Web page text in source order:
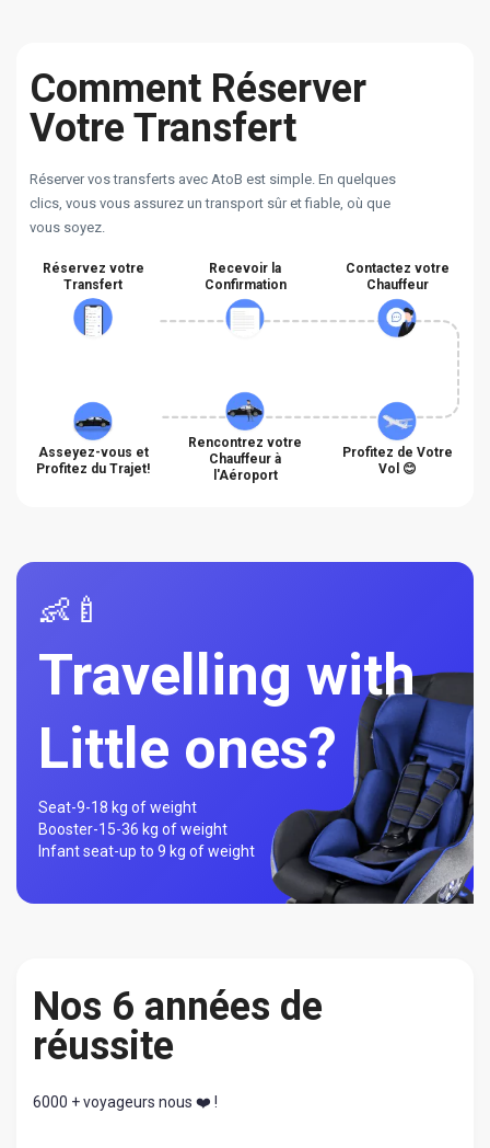
Comment Réserver
Votre Transfert
Réserver vos transferts avec AtoB est simple. En quelques
clics, vous vous assurez un transport sûr et fiable, où que
vous soyez.
Réservez votre
Transfert
Recevoir la
Confirmation
Contactez votre
Chauffeur
Asseyez-vous et
Profitez du Trajet!
Rencontrez votre
Chauffeur à
l'Aéroport
Profitez de Votre
Vol 😊
👶🍼
Travelling with
Little ones?
Seat-9-18 kg of weight
Booster-15-36 kg of weight
Infant seat-up to 9 kg of weight
Nos 6 années de
réussite
6000 + voyageurs nous ❤️ !